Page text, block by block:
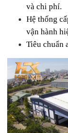
và chi phí.
Hệ thống
vận hành
Tiêu chuẩn